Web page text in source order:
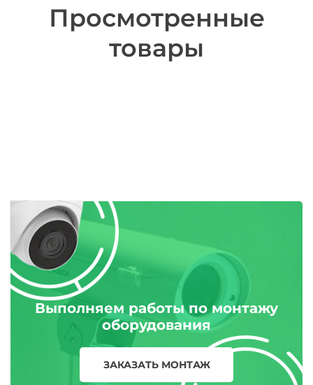
Просмотренные
товары
Выполняем работы по монтажу
оборудования
ЗАКАЗАТЬ МОНТАЖ